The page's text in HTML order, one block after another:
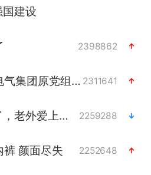
建设
2398862
视频丨中国东方电气集团原党组副书记、董事宋致远被查 2311641
“China Cool”火了，老外爱上中国避暑游 2259288
颜面尽失 2252648